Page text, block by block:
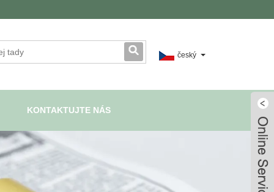
český
KONTAKTUJTE NÁS